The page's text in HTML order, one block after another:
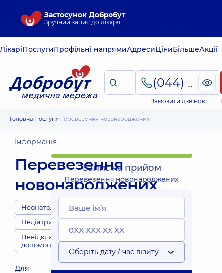
Застосунок Добробут
Зручний запис до лікаря
ЛікаріПослугиПрофільні напрямиАдресиЦіниБільшеАкції
(044) 495-2-888
Замовити дзвінок
Головна Послуги Перевезення новонароджених
Інформація
Перевезення
новонароджених
Неонатологи
Педіатри
Невідкладна
допомога
Для
Запис на прийом
Перевезення новонароджених
Оберіть дату / час візиту